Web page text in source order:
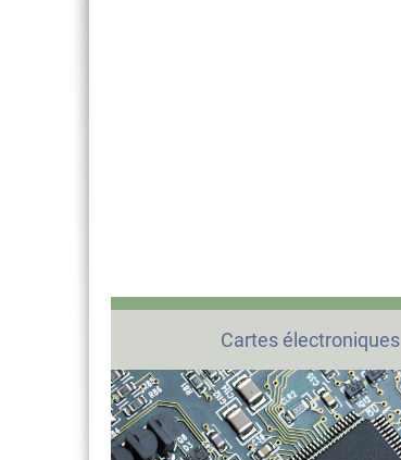
Cartes électroniques